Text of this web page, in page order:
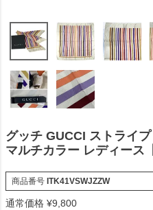
グッチ GUCCI ストライ
マルチカラー レディース
商品番号 ITK41VSWJZZW
通常価格 ¥9,800